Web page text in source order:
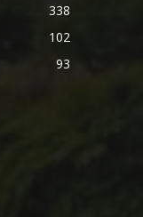
338
102
93